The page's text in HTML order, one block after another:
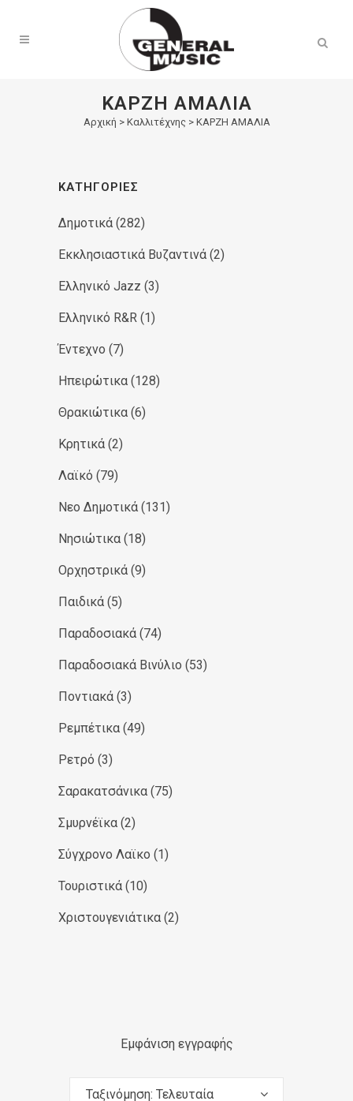
ΚΑΡΖΗ ΑΜΑΛΙΑ
Αρχική > Καλλιτέχνης > ΚΑΡΖΗ ΑΜΑΛΙΑ
ΚΑΤΗΓΟΡΊΕΣ
Δημοτικά (282)
Εκκλησιαστικά Βυζαντινά (2)
Ελληνικό Jazz (3)
Ελληνικό R&R (1)
Έντεχνο (7)
Ηπειρώτικα (128)
Θρακιώτικα (6)
Κρητικά (2)
Λαϊκό (79)
Νεο Δημοτικά (131)
Νησιώτικα (18)
Ορχηστρικά (9)
Παιδικά (5)
Παραδοσιακά (74)
Παραδοσιακά Βινύλιο (53)
Ποντιακά (3)
Ρεμπέτικα (49)
Ρετρό (3)
Σαρακατσάνικα (75)
Σμυρνέϊκα (2)
Σύγχρονο Λαϊκο (1)
Τουριστικά (10)
Χριστουγενιάτικα (2)
Εμφάνιση εγγραφής
Ταξινόμηση: Τελευταία